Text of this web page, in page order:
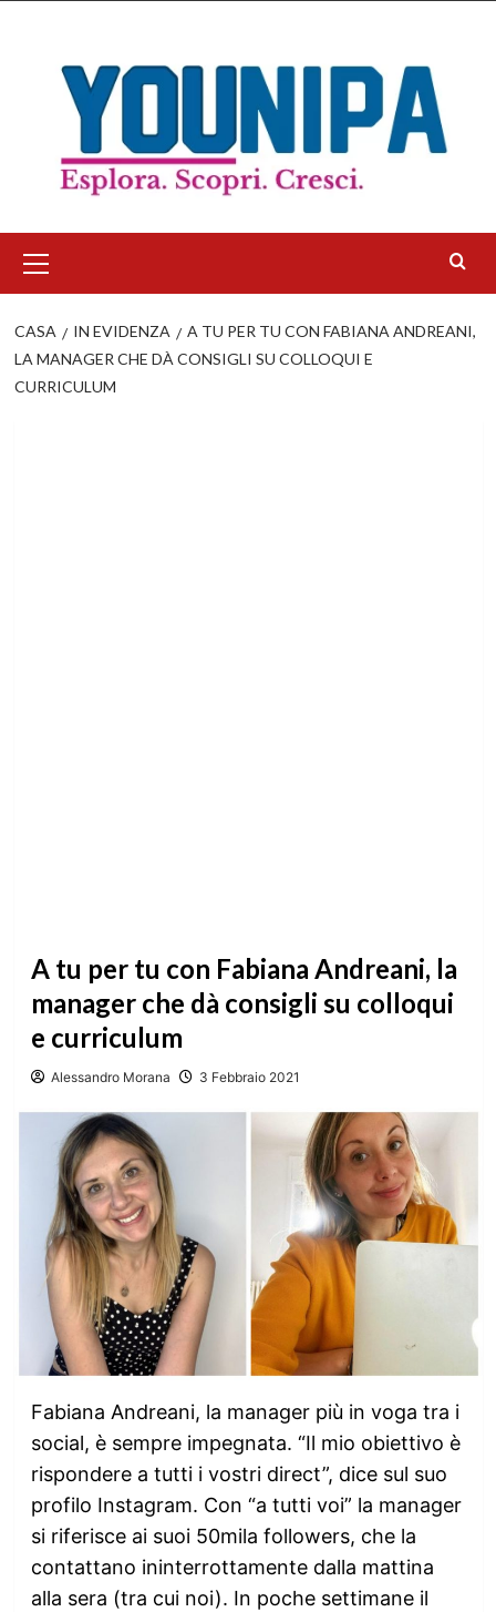
contenuto
principale
CASA IN EVIDENZA
A TU PER TU CON FABIANA ANDREANI,
LA MANAGER CHE DÀ CONSIGLI SU COLLOQUI E
CURRICULUM
A tu per tu con Fabiana Andreani, la
manager che dà consigli su colloqui
e curriculum
Alessandro Morana 3 Febbraio 2021
Fabiana Andreani, la manager più in voga tra i
social, è sempre impegnata. “Il mio obiettivo è
rispondere a tutti i vostri direct”, dice sul suo
profilo Instagram. Con “a tutti voi” la manager
si riferisce ai suoi 50mila followers, che la
contattano ininterrottamente dalla mattina
alla sera (tra cui noi). In poche settimane il